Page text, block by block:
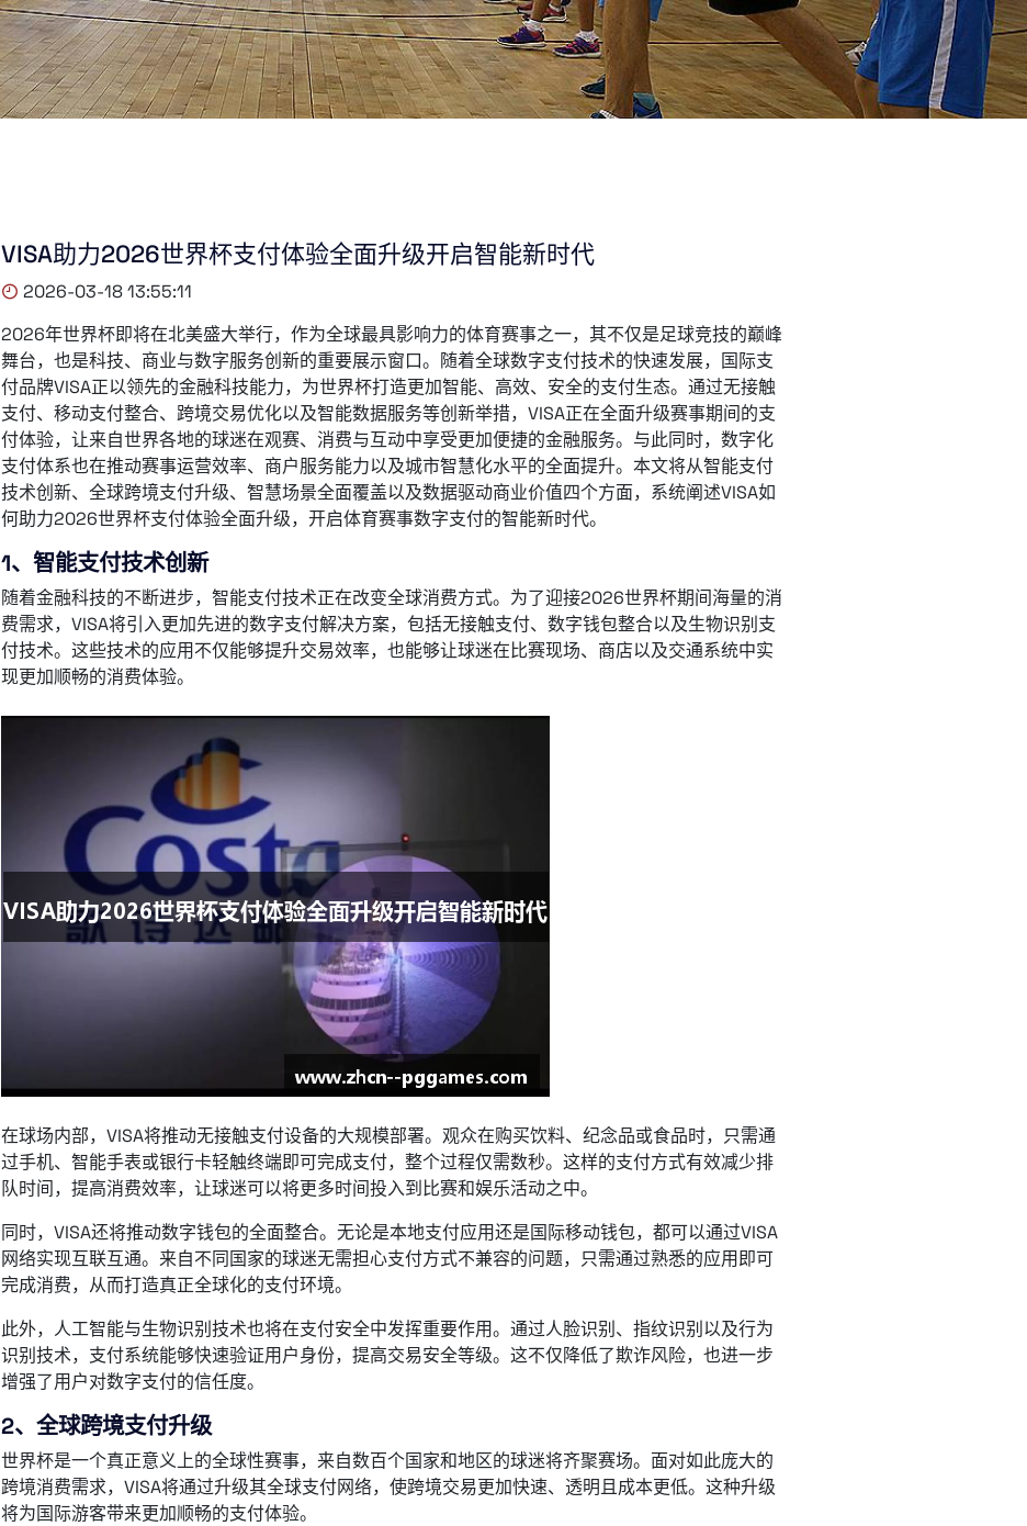
VISA助力2026世界杯支付体验全面升级开启智能新时代
2026-03-18 13:55:11
2026年世界杯即将在北美盛大举行，作为全球最具影响力的体育赛事之一，其不仅是足球竞技的巅峰
舞台，也是科技、商业与数字服务创新的重要展示窗口。随着全球数字支付技术的快速发展，国际支
付品牌VISA正以领先的金融科技能力，为世界杯打造更加智能、高效、安全的支付生态。通过无接触
支付、移动支付整合、跨境交易优化以及智能数据服务等创新举措，VISA正在全面升级赛事期间的支
付体验，让来自世界各地的球迷在观赛、消费与互动中享受更加便捷的金融服务。与此同时，数字化
支付体系也在推动赛事运营效率、商户服务能力以及城市智慧化水平的全面提升。本文将从智能支付
技术创新、全球跨境支付升级、智慧场景全面覆盖以及数据驱动商业价值四个方面，系统阐述VISA如
何助力2026世界杯支付体验全面升级，开启体育赛事数字支付的智能新时代。
1、智能支付技术创新
随着金融科技的不断进步，智能支付技术正在改变全球消费方式。为了迎接2026世界杯期间海量的消
费需求，VISA将引入更加先进的数字支付解决方案，包括无接触支付、数字钱包整合以及生物识别支
付技术。这些技术的应用不仅能够提升交易效率，也能够让球迷在比赛现场、商店以及交通系统中实
现更加顺畅的消费体验。
在球场内部，VISA将推动无接触支付设备的大规模部署。观众在购买饮料、纪念品或食品时，只需通
过手机、智能手表或银行卡轻触终端即可完成支付，整个过程仅需数秒。这样的支付方式有效减少排
队时间，提高消费效率，让球迷可以将更多时间投入到比赛和娱乐活动之中。
同时，VISA还将推动数字钱包的全面整合。无论是本地支付应用还是国际移动钱包，都可以通过VISA
网络实现互联互通。来自不同国家的球迷无需担心支付方式不兼容的问题，只需通过熟悉的应用即可
完成消费，从而打造真正全球化的支付环境。
此外，人工智能与生物识别技术也将在支付安全中发挥重要作用。通过人脸识别、指纹识别以及行为
识别技术，支付系统能够快速验证用户身份，提高交易安全等级。这不仅降低了欺诈风险，也进一步
增强了用户对数字支付的信任度。
2、全球跨境支付升级
世界杯是一个真正意义上的全球性赛事，来自数百个国家和地区的球迷将齐聚赛场。面对如此庞大的
跨境消费需求，VISA将通过升级其全球支付网络，使跨境交易更加快速、透明且成本更低。这种升级
将为国际游客带来更加顺畅的支付体验。